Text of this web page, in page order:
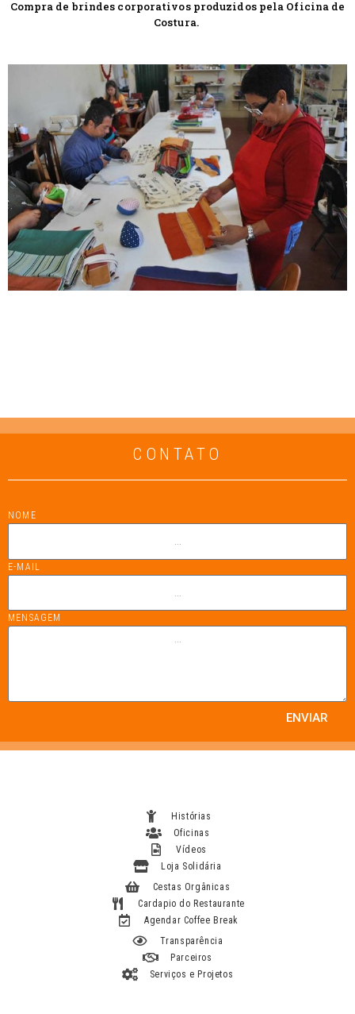
Compra de brindes corporativos produzidos pela Oficina de
Costura.
CONTATO
NOME
E-MAIL
MENSAGEM
ENVIAR
Histórias
Oficinas
Vídeos
Loja Solidária
Cestas Orgânicas
Cardapio do Restaurante
Agendar Coffee Break
Transparência
Parceiros
Serviços e Projetos